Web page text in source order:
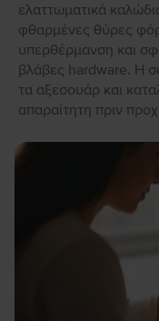
ελαττωματικά
φθαρμένες θύρες
υπερθέρμανση και
βλάβες hardware. Η
τα αξεσουάρ και
απαραίτητη πριν